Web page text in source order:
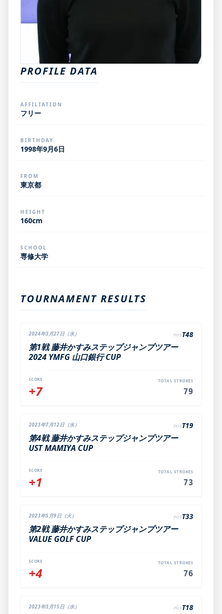
PROFILE DATA
AFFILIATION
フリー
BIRTHDAY
1998年9月6日
FROM
東京都
HEIGHT
160cm
SCHOOL
専修大学
TOURNAMENT RESULTS
2024年3月27日（水） POST48
第1戦 藤井かすみステップジャンプツアー
2024 YMFG 山口銀行 CUP
SCORE
+7
TOTAL STROKES
79
2023年7月12日（水） POST19
第4戦 藤井かすみステップジャンプツアー
UST MAMIYA CUP
SCORE
+1
TOTAL STROKES
73
2023年5月9日（火） POST33
第2戦 藤井かすみステップジャンプツアー
VALUE GOLF CUP
SCORE
+4
TOTAL STROKES
76
2023年3月15日（水） POST18